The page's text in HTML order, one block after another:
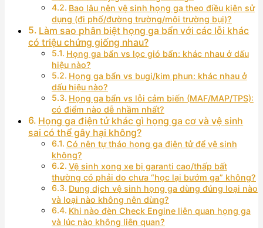
Bao lâu nên vệ sinh họng ga theo điều kiện sử
dụng (đi phố/đường trường/môi trường bụi)?
Làm sao phân biệt họng ga bẩn với các lỗi khác
có triệu chứng giống nhau?
Họng ga bẩn vs lọc gió bẩn: khác nhau ở dấu
hiệu nào?
Họng ga bẩn vs bugi/kim phun: khác nhau ở
dấu hiệu nào?
Họng ga bẩn vs lỗi cảm biến (MAF/MAP/TPS):
có điểm nào dễ nhầm nhất?
Họng ga điện tử khác gì họng ga cơ và vệ sinh
sai có thể gây hại không?
Có nên tự tháo họng ga điện tử để vệ sinh
không?
Vệ sinh xong xe bị garanti cao/thấp bất
thường có phải do chưa “học lại bướm ga” không?
Dung dịch vệ sinh họng ga dùng đúng loại nào
và loại nào không nên dùng?
Khi nào đèn Check Engine liên quan họng ga
và lúc nào không liên quan?